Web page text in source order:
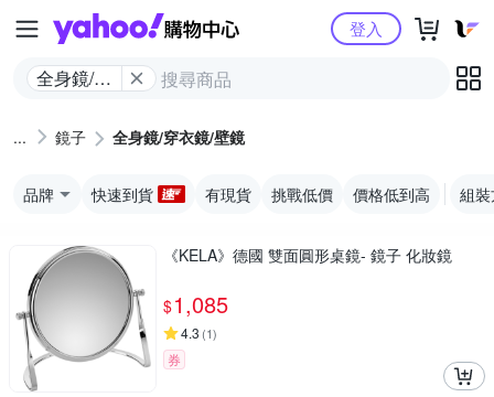
Yahoo購物中心
全身鏡/穿
登入
鏡子 全身鏡/穿衣鏡/壁鏡
品牌 快速到貨 有現貨 挑戰低價 價格低到高 組
《KELA》德國 雙面圓形桌鏡- 鏡子 化妝鏡
$1,085
4.3 (1)
券